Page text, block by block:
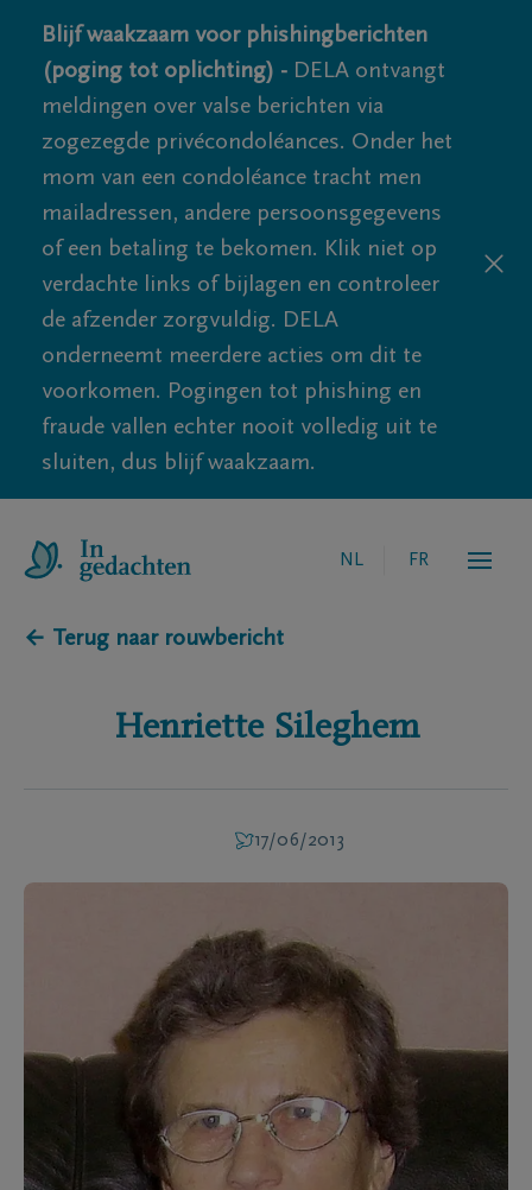
Blijf waakzaam voor phishingberichten
(poging tot oplichting) - DELA ontvangt
meldingen over valse berichten via
zogezegde privécondoléances. Onder het
mom van een condoléance tracht men
mailadressen, andere persoonsgegevens
of een betaling te bekomen. Klik niet op
verdachte links of bijlagen en controleer
de afzender zorgvuldig. DELA
onderneemt meerdere acties om dit te
voorkomen. Pogingen tot phishing en
fraude vallen echter nooit volledig uit te
sluiten, dus blijf waakzaam.
NL FR
← Terug naar rouwbericht
Henriette Sileghem
17/06/2013